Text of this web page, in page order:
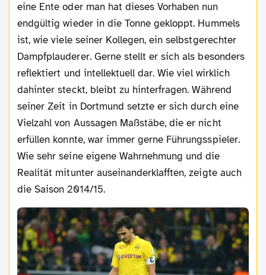
eine Ente oder man hat dieses Vorhaben nun
endgültig wieder in die Tonne gekloppt. Hummels
ist, wie viele seiner Kollegen, ein selbstgerechter
Dampfplauderer. Gerne stellt er sich als besonders
reflektiert und intellektuell dar. Wie viel wirklich
dahinter steckt, bleibt zu hinterfragen. Während
seiner Zeit in Dortmund setzte er sich durch eine
Vielzahl von Aussagen Maßstäbe, die er nicht
erfüllen konnte, war immer gerne Führungsspieler.
Wie sehr seine eigene Wahrnehmung und die
Realität mitunter auseinanderklafften, zeigte auch
die Saison 2014/15.